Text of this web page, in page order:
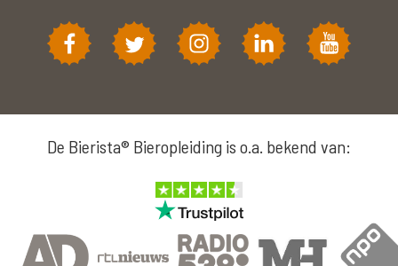
De Bierista® Bieropleiding is o.a. bekend van: